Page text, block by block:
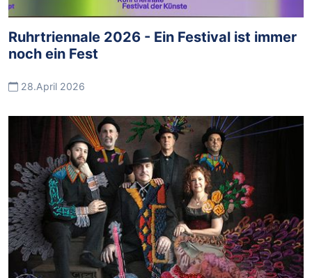
Ruhrtriennale 2026 - Ein Festival ist immer
noch ein Fest
28.April 2026